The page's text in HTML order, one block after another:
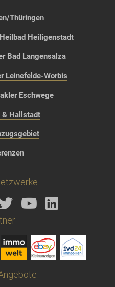
Thüringen
Heiligenstadt
Bad Langensalza
Leinefelde-Worbis
Eschwege
& Hallstadt